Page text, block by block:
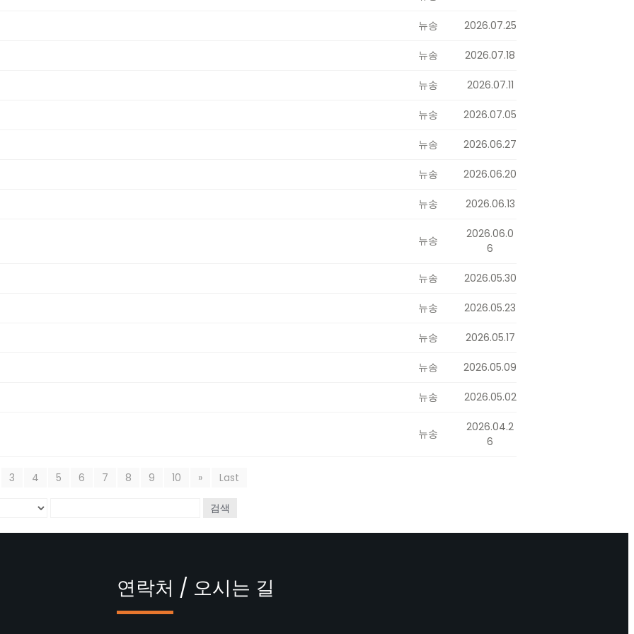
뉴송 2026.07.25
뉴송 2026.07.18
뉴송 2026.07.11
뉴송 2026.07.05
뉴송 2026.06.27
뉴송 2026.06.20
뉴송 2026.06.13
뉴송
2026.06.0
6
뉴송 2026.05.30
뉴송 2026.05.23
뉴송 2026.05.17
뉴송 2026.05.09
뉴송 2026.05.02
뉴송
2026.04.2
6
3 4 5 6 7 8 9 10 » Last
검색
연락처 / 오시는 길